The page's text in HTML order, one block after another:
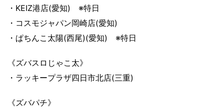
・KEIZ港店(愛知) ※特日
・コスモジャパン岡崎店(愛知)
・ぱちんこ太陽(西尾)(愛知) ※特日
《ズバスロじゃこ太》
・ラッキープラザ四日市北店(三重)
《ズバパチ》